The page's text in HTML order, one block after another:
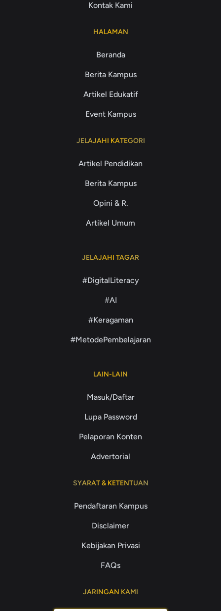
Kontak Kami
HALAMAN
Beranda
Berita Kampus
Artikel Edukatif
Event Kampus
JELAJAHI KATEGORI
Artikel Pendidikan
Berita Kampus
Opini & R.
Artikel Umum
JELAJAHI TAGAR
#DigitalLiteracy
#AI
#Keragaman
#MetodePembelajaran
LAIN-LAIN
Masuk/Daftar
Lupa Password
Pelaporan Konten
Advertorial
SYARAT & KETENTUAN
Pendaftaran Kampus
Disclaimer
Kebijakan Privasi
FAQs
JARINGAN KAMI